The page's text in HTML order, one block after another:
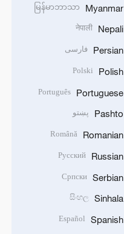
Myanmar
မြန်မာဘာသာ
Nepali
नेपाली
Persian فارسی
Polish
Polski
Portuguese
Português
Pashto پښتو
Romanian
Română
Russian
Русский
Serbian
Српски
Sinhala
සිංහල
Spanish
Español